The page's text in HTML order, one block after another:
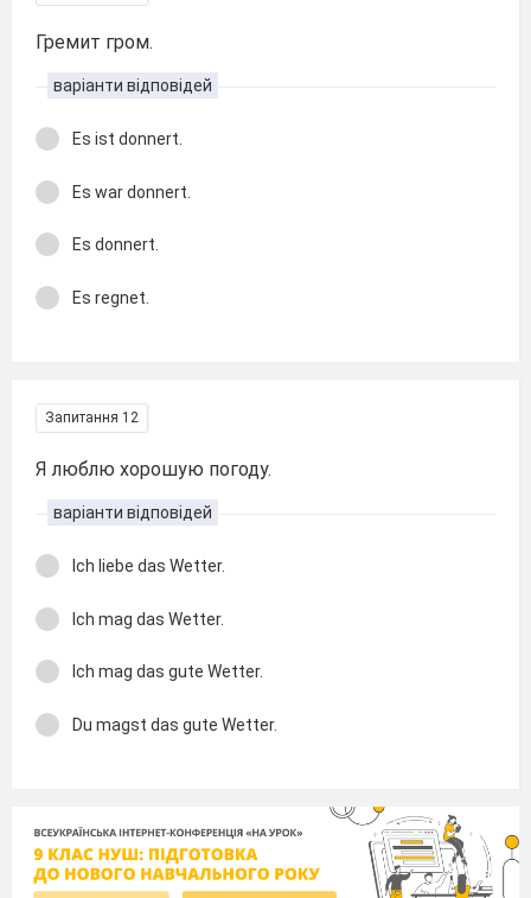
Гремит гром.
варіанти відповідей
Es ist donnert.
Es war donnert.
Es donnert.
Es regnet.
Запитання 12
Я люблю хорошую погоду.
варіанти відповідей
Ich liebe das Wetter.
Ich mag das Wetter.
Ich mag das gute Wetter.
Du magst das gute Wetter.